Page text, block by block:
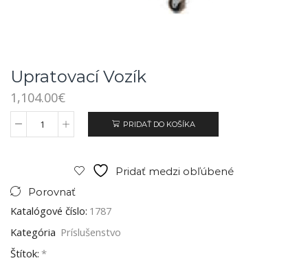
Upratovací Vozík
1,104.00€
PRIDAŤ DO KOŠÍKA
Pridať medzi obľúbené
Porovnať
Katalógové číslo: 1787
Kategória Príslušenstvo
Štítok: *